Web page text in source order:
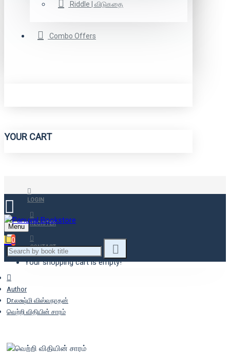
Riddle | விடுகதை
Combo Offers
YOUR CART
LOGIN
REGISTER
CONTACT
Menu
0
Your shopping cart is empty!
Author
Dr.லக்ஷ்மி விஸ்வநாதன்
வெற்றி விதியின் சாரம்